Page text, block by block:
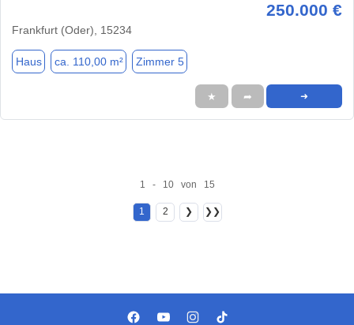
250.000 €
Frankfurt (Oder), 15234
Haus ca. 110,00 m² Zimmer 5
★ ➦ ➜
1 - 10 von 15
1 2 ❯ ❯❯